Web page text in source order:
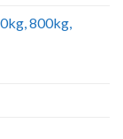
800kg,